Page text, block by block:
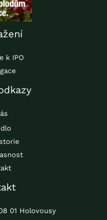
k IPO
01 Holovousy